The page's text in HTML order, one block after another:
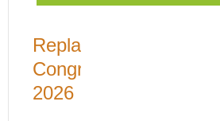
Replays
Congrès
2026